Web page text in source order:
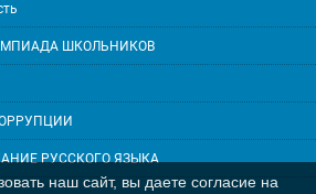
ШКОЛЬНИКОВ
РУССКОГО ЯЗЫКА
наш сайт, вы даете согласие на